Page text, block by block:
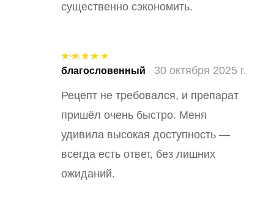
существенно сэкономить.
Оценка5из
благословенный 30 октября 2025 г.
Рецепт не требовался, и препарат
пришёл очень быстро. Меня
удивила высокая доступность —
всегда есть ответ, без лишних
ожиданий.